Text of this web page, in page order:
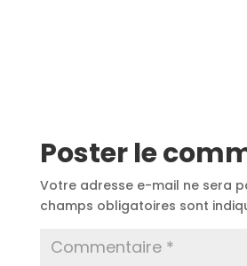
Poster le
Votre adresse e-mail ne sera
champs obligatoires sont